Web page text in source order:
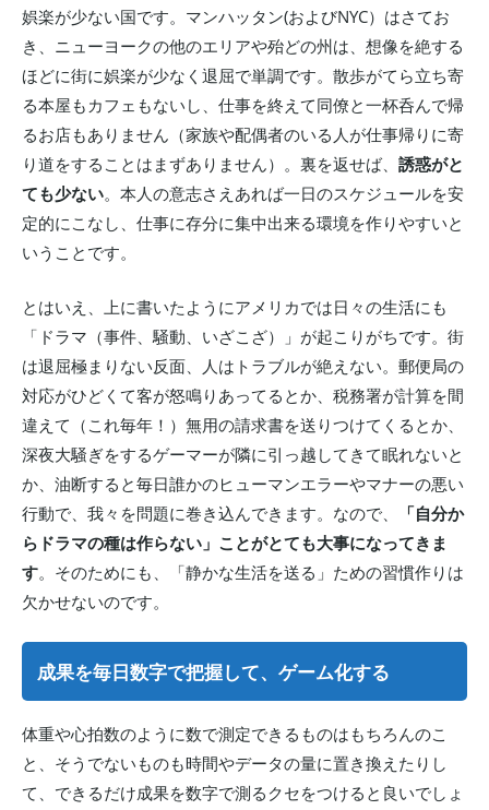
娯楽が少ない国です。マンハッタン(およびNYC）はさてお
き、ニューヨークの他のエリアや殆どの州は、想像を絶する
ほどに街に娯楽が少なく退屈で単調です。散歩がてら立ち寄
る本屋もカフェもないし、仕事を終えて同僚と一杯呑んで帰
るお店もありません（家族や配偶者のいる人が仕事帰りに寄
り道をすることはまずありません）。裏を返せば、 誘惑がと
ても少ない。本人の意志さえあれば一日のスケジュールを安
定的にこなし、仕事に存分に集中出来る環境を作りやすいと
いうことです。
とはいえ、上に書いたようにアメリカでは日々の生活にも
「ドラマ（事件、騒動、いざこざ）」が起こりがちです。街
は退屈極まりない反面、人はトラブルが絶えない。郵便局の
対応がひどくて客が怒鳴りあってるとか、税務署が計算を間
違えて（これ毎年！）無用の請求書を送りつけてくるとか、
深夜大騒ぎをするゲーマーが隣に引っ越してきて眠れないと
か、油断すると毎日誰かのヒューマンエラーやマナーの悪い
行動で、我々を問題に巻き込んできます。なので、
「自分か
らドラマの種は作らない」ことがとても大事になってきま
す。そのためにも、「静かな生活を送る」ための習慣作りは
欠かせないのです。
成果を毎日数字で把握して、ゲーム化する
体重や心拍数のように数で測定できるものはもちろんのこ
と、そうでないものも時間やデータの量に置き換えたりし
て、できるだけ成果を数字で測るクセをつけると良いでしょ